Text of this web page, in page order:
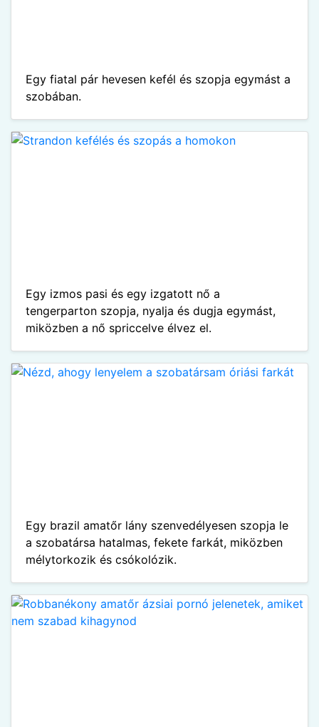
Egy fiatal pár hevesen kefél és szopja egymást a
szobában.
Egy izmos pasi és egy izgatott nő a
tengerparton szopja, nyalja és dugja egymást,
miközben a nő spriccelve élvez el.
Egy brazil amatőr lány szenvedélyesen szopja le
a szobatársa hatalmas, fekete farkát, miközben
mélytorkozik és csókolózik.